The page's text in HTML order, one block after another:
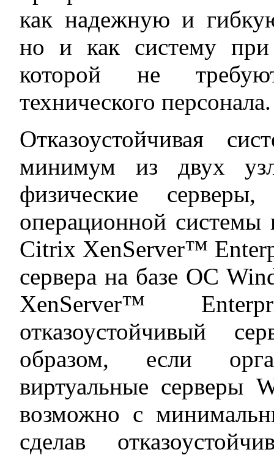
как надежную и
но и как систему при
которой не
технического персонала.
Отказоустойчивая
минимум из двух
физические
операционной
Citrix XenServer™
сервера на базе ОС
XenServer™
отказоустойчивый
образом, если
виртуальные серверы
возможно с
сделав